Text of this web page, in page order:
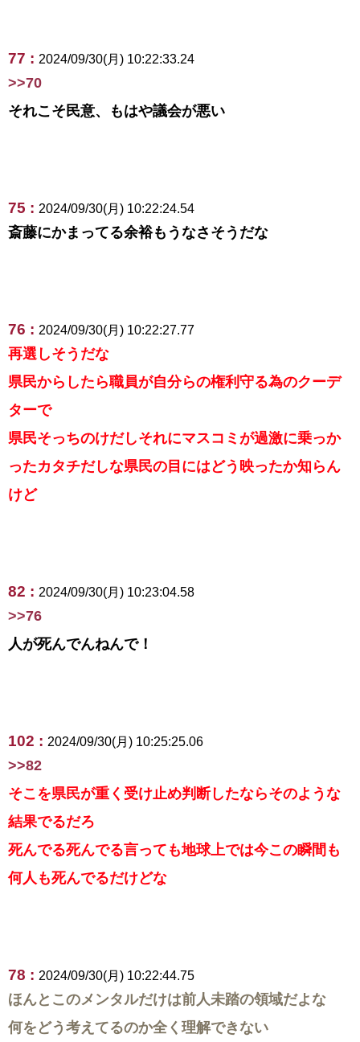
77 : 2024/09/30(月) 10:22:33.24
>>70
それこそ民意、もはや議会が悪い
75 : 2024/09/30(月) 10:22:24.54
斎藤にかまってる余裕もうなさそうだな
76 : 2024/09/30(月) 10:22:27.77
再選しそうだな
県民からしたら職員が自分らの権利守る為のクーデ
ターで
県民そっちのけだしそれにマスコミが過激に乗っか
ったカタチだしな県民の目にはどう映ったか知らん
けど
82 : 2024/09/30(月) 10:23:04.58
>>76
人が死んでんねんで！
102 : 2024/09/30(月) 10:25:25.06
>>82
そこを県民が重く受け止め判断したならそのような
結果でるだろ
死んでる死んでる言っても地球上では今この瞬間も
何人も死んでるだけどな
78 : 2024/09/30(月) 10:22:44.75
ほんとこのメンタルだけは前人未踏の領域だよな
何をどう考えてるのか全く理解できない